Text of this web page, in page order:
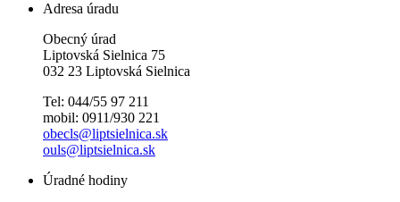
Adresa úradu
Obecný úrad
Liptovská Sielnica 75
032 23 Liptovská Sielnica
Tel: 044/55 97 211
mobil: 0911/930 221
obecls@liptsielnica.sk
ouls@liptsielnica.sk
Úradné hodiny